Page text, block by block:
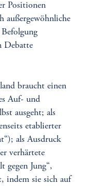
Positionen
außergewöhnliche
Debatte
braucht einen
Auf- und
ausgeht; als
etablierter
als Ausdruck
verhärtete
gegen Jung“,
indem sie sich auf